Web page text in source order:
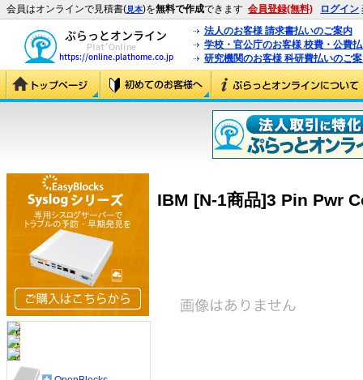
会員はオンラインで見積書(見本)を無料で作成できます 会員登録(無料) ログイン
法人のお客様 請求書払いのご案内
学校・官公庁のお客様 校費・公費
研究機関のお客様 科研費払いのご
IBM [N-1商品]3 Pin Pwr